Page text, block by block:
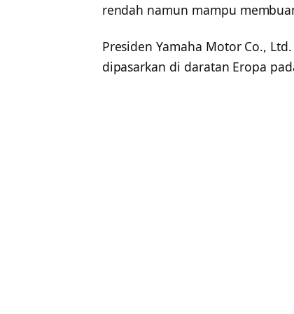
rendah namun mampu
Presiden Yamaha Motor Co.,
dipasarkan di daratan Eropa